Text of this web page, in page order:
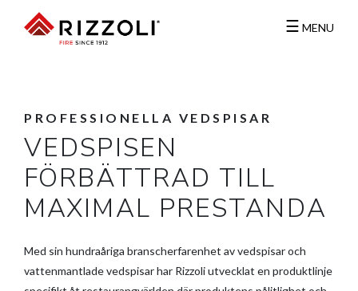
☰ MENU
PROFESSIONELLA VEDSPISAR
VEDSPISEN
FÖRBÄTTRAD TILL
MAXIMAL PRESTANDA
Med sin hundraåriga branscherfarenhet av vedspisar och
vattenmantlade vedspisar har Rizzoli utvecklat en produktlinje